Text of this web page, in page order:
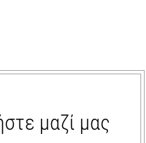
μαζί μας